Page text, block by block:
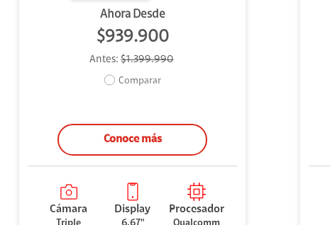
Ahora Desde
$939.900
Antes:$1.399.990
Comparar
Conoce más
Cámara Display Procesador